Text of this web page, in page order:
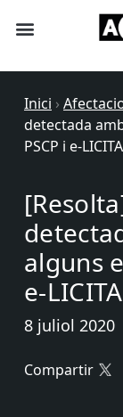
Inici ›
detectada
PSCP i e-LICITA
alguns
e-LICITA
8 juliol 2020
Compartir